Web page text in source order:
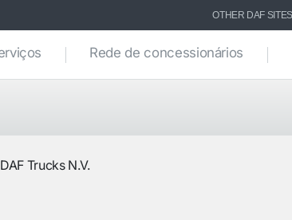
OTHER DAF
Rede de concessionários
DAF Trucks N.V.